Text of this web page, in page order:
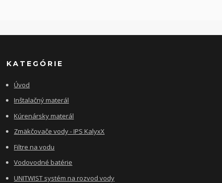
KATEGÓRIE
Úvod
Inštalačný materál
Kúrenársky materál
Zmäkčovače vody - IPS KalyxX
Filtre na vodu
Vodovodné batérie
UNITWIST systém na rozvod vody